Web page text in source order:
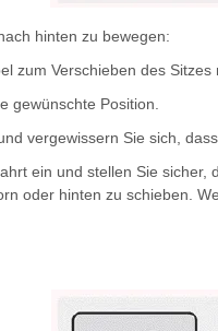
hinten zu bewegen:
zum Verschieben des
gewünschte Position.
vergewissern Sie sich,
ein und stellen Sie
oder hinten zu schieben.